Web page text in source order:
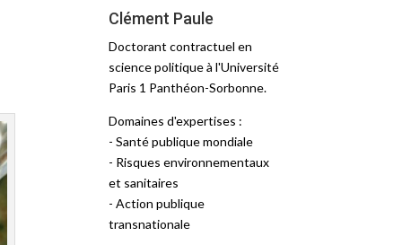
Clément Paule
Doctorant contractuel en
science politique à l'Université
Paris 1 Panthéon-Sorbonne.
Domaines d'expertises :
- Santé publique mondiale
- Risques environnementaux
et sanitaires
- Action publique
transnationale